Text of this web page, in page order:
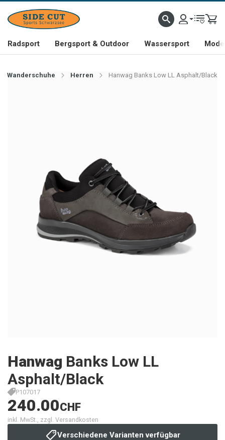
Radsport Bergsport & Outdoor Wassersport
Wanderschuhe Herren Hanwag Banks Low LL Asphalt/Black
Hanwag Banks Low LL
Asphalt/Black
P107017
240.00CHF
inkl. MwSt., zzgl. Versandkosten
Verschiedene Varianten verfügbar